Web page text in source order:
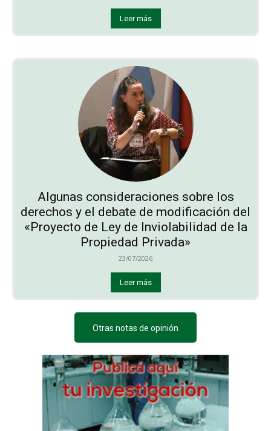
Leer más
Algunas consideraciones sobre los
derechos y el debate de modificación del
«Proyecto de Ley de Inviolabilidad de la
Propiedad Privada»
23/07/2026
Leer más
Otras notas de opinión